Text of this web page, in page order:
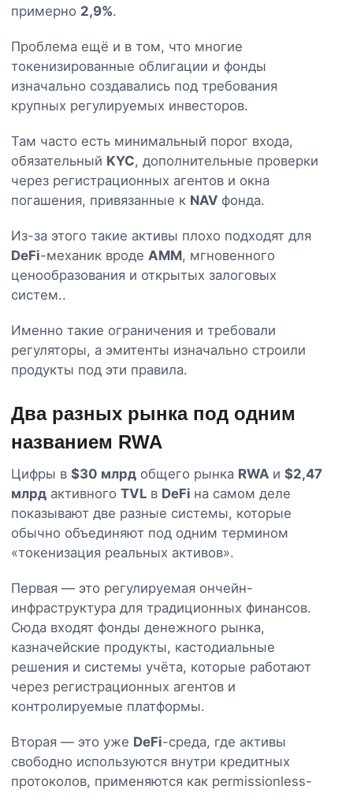
примерно 2,9%.
Проблема ещё и в том, что многие
токенизированные облигации и фонды
изначально создавались под требования
крупных регулируемых инвесторов.
Там часто есть минимальный порог входа,
обязательный KYC, дополнительные проверки
через регистрационных агентов и окна
погашения, привязанные к NAV фонда.
Из-за этого такие активы плохо подходят для
DeFi-механик вроде AMM, мгновенного
ценообразования и открытых залоговых
систем..
Именно такие ограничения и требовали
регуляторы, а эмитенты изначально строили
продукты под эти правила.
Два разных рынка под одним
названием RWA
Цифры в $30 млрд общего рынка RWA и $2,47
млрд активного TVL в DeFi на самом деле
показывают две разные системы, которые
обычно объединяют под одним термином
«токенизация реальных активов».
Первая — это регулируемая ончейн-
инфраструктура для традиционных финансов.
Сюда входят фонды денежного рынка,
казначейские продукты, кастодиальные
решения и системы учёта, которые работают
через регистрационных агентов и
контролируемые платформы.
Вторая — это уже DeFi-среда, где активы
свободно используются внутри кредитных
протоколов, применяются как permissionless-